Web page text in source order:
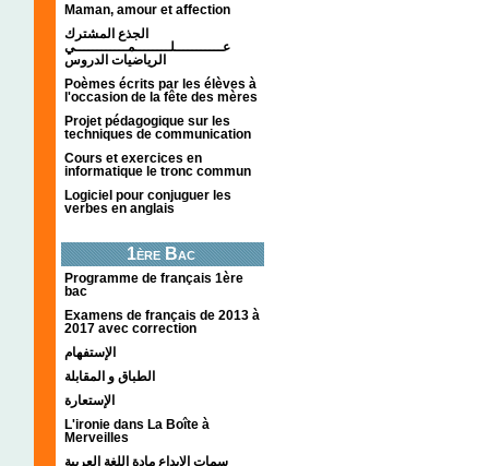
Maman, amour et affection
الجذع المشترك
عـــــــــــلــــــــمــــــــــــي
الرياضيات الدروس
Poèmes écrits par les élèves à
l'occasion de la fête des mères
Projet pédagogique sur les
techniques de communication
Cours et exercices en
informatique le tronc commun
Logiciel pour conjuguer les
verbes en anglais
1ère Bac
Programme de français 1ère
bac
Examens de français de 2013 à
2017 avec correction
الإستفهام
الطباق و المقابلة
الإستعارة
L'ironie dans La Boîte à
Merveilles
سمات الإبداع مادة اللغة العربية